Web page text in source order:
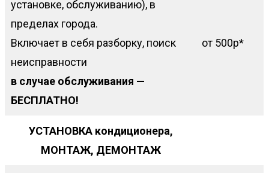
установке, обслуживанию), в
пределах города.
Включает в себя разборку, поиск
неисправности
в случае обслуживания —
БЕСПЛАТНО!
от 500р*
УСТАНОВКА кондиционера,
МОНТАЖ, ДЕМОНТАЖ